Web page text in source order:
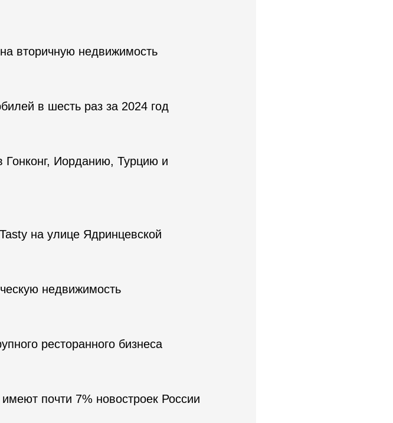
вторичную недвижимость
в шесть раз за 2024 год
Иорданию, Турцию и
на улице Ядринцевской
недвижимость
ресторанного бизнеса
почти 7% новостроек России